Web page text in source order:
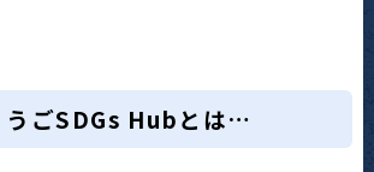
うごSDGs Hubとは…